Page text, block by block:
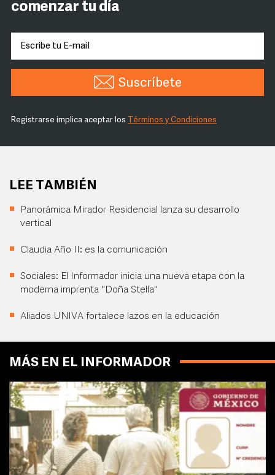
comenzar tu día
Suscríbete
Registrarse implica aceptar los Términos y Condiciones
LEE TAMBIÉN
Panorámica Mirador Residencial lanza su desarrollo
vertical
Claudia Año II: es la comunicación
Sociales: El Informador inicia una nueva etapa con la
moderna imprenta "Doña Stella"
Aliados UNIVA fortalece lazos en la educación
MÁS EN EL INFORMADOR